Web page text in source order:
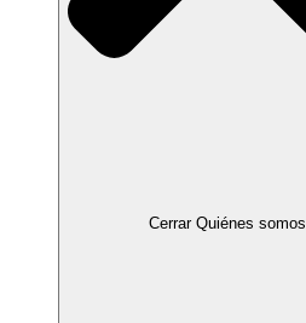
Cerrar Quiénes somos